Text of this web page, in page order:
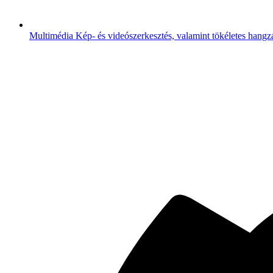
Multimédia Kép- és videószerkesztés, valamint tökéletes